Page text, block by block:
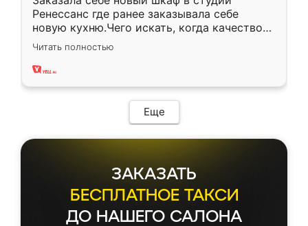
Ренессанс где ранее заказывала себе
новую кухню.Чего искать, когда качеством
вполне довольна. Служит кухня уже почти
два года, нареканий нет.
Читать полностью
Еще
ЗАКАЗАТЬ
БЕСПЛАТНОЕ ТАКСИ
ДО НАШЕГО САЛОНА